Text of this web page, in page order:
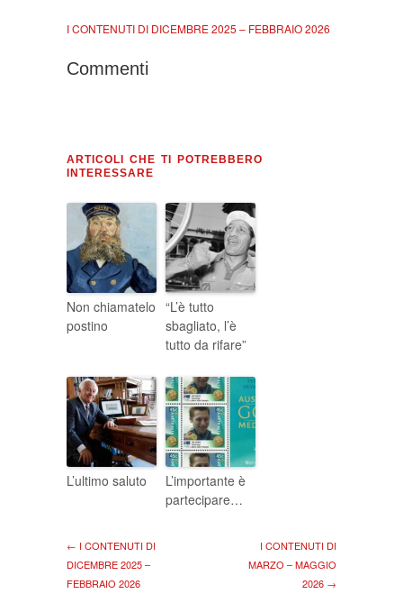
I CONTENUTI DI DICEMBRE 2025 – FEBBRAIO 2026
Commenti
ARTICOLI CHE TI POTREBBERO
INTERESSARE
Non chiamatelo
postino
“L’è tutto
sbagliato, l’è
tutto da rifare”
L’ultimo saluto
L’importante è
partecipare…
← I CONTENUTI DI
DICEMBRE 2025 –
FEBBRAIO 2026
I CONTENUTI DI
MARZO – MAGGIO
2026 →